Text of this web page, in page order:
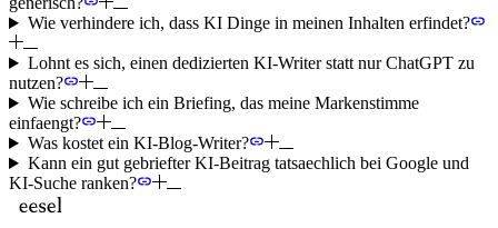
Wie verhindere ich, dass KI Dinge in meinen Inhalten erfindet?
Lohnt es sich, einen dedizierten KI-Writer statt nur ChatGPT zu
nutzen?
Wie schreibe ich ein Briefing, das meine Markenstimme
einfaengt?
Was kostet ein KI-Blog-Writer?
Kann ein gut gebriefter KI-Beitrag tatsaechlich bei Google und
KI-Suche ranken?